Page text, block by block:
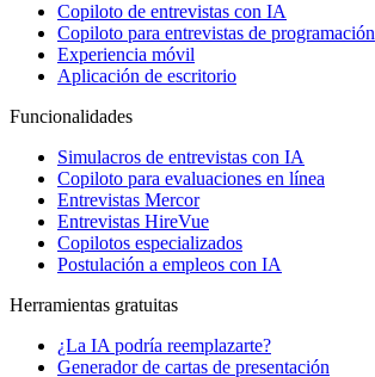
Copiloto de entrevistas con IA
Copiloto para entrevistas de programación
Experiencia móvil
Aplicación de escritorio
Funcionalidades
Simulacros de entrevistas con IA
Copiloto para evaluaciones en línea
Entrevistas Mercor
Entrevistas HireVue
Copilotos especializados
Postulación a empleos con IA
Herramientas gratuitas
¿La IA podría reemplazarte?
Generador de cartas de presentación